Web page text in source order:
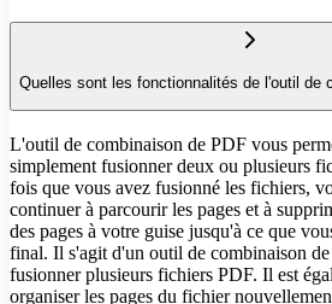
Quelles sont les fonctionnalités de l'outil de
L'outil de combinaison de PDF vous
simplement fusionner deux ou plusieurs
fois que vous avez fusionné les fichiers,
continuer à parcourir les pages et à
des pages à votre guise jusqu'à ce que
final. Il s'agit d'un outil de combinaison
fusionner plusieurs fichiers PDF. Il est
organiser les pages du fichier